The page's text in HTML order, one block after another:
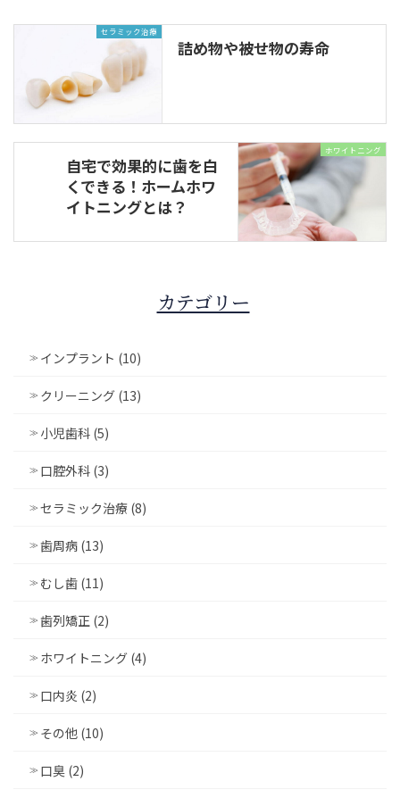
セラミック治療
詰め物や被せ物の寿命
ホワイトニング
自宅で効果的に歯を白
くできる！ホームホワ
イトニングとは？
カテゴリー
インプラント (10)
クリーニング (13)
小児歯科 (5)
口腔外科 (3)
セラミック治療 (8)
歯周病 (13)
むし歯 (11)
歯列矯正 (2)
ホワイトニング (4)
口内炎 (2)
その他 (10)
口臭 (2)